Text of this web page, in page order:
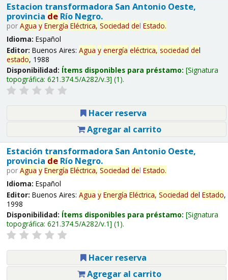
Estacion transformadora San Antonio Oeste,
provincia deRío Negro.
por Agua y Energía Eléctrica, Sociedad del Estado.
Idioma: Español
Editor: Buenos Aires: Agua y energía eléctrica, sociedad del
estado, 1988
Disponibilidad: Ítems disponibles para préstamo: Signatura
topográfica: 621.374.5/A282/v.3 (1).
Hacer reserva
Agregar al carrito
Estación transformadora San Antonio Oeste,
provincia deRío Negro.
por Agua y Energía Eléctrica, Sociedad del Estado.
Idioma: Español
Editor: Buenos Aires: Agua y Energía Eléctrica, Sociedad del Estado,
1998
Disponibilidad: Ítems disponibles para préstamo: Signatura
topográfica: 621.374.5/A282/v.1 (1).
Hacer reserva
Agregar al carrito